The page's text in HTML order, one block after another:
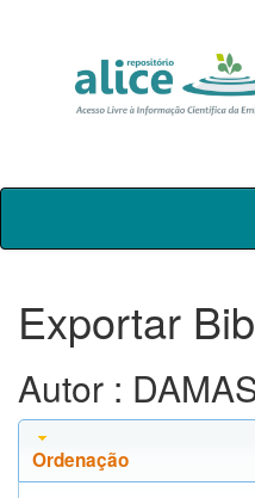
Skip
Exportar
Autor :
Ordenação